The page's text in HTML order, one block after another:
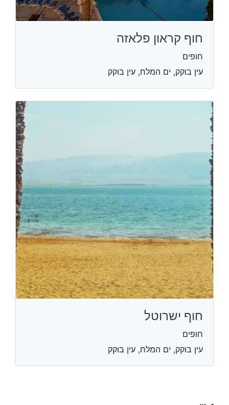
חוף קראון פלאזה
חופים
עין בוקק, ים המלח, עין בוקק
חוף ישרוטל
חופים
עין בוקק, ים המלח, עין בוקק